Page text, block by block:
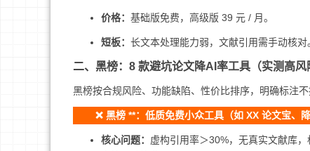
价格： 基础版免费，高级版 39 元 / 月。
短板： 长文本处理能力弱，文献引用需手动核对
二、黑榜：8 款避坑论文降AI率工具（实测高风
黑榜按合规风险、功能缺陷、性价比排序，明确标注不
❌ 黑榜 **：低质免费小众工具（如 XX 论文宝、
核心问题： 虚构引用率＞30%，无真实文献库